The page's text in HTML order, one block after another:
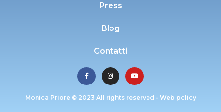
Press
Blog
Contatti
Monica Priore © 2023 All rights reserved - Web policy